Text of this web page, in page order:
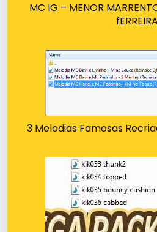
MC IG – MENOR
fERREIRA
3 Melodias Famosas